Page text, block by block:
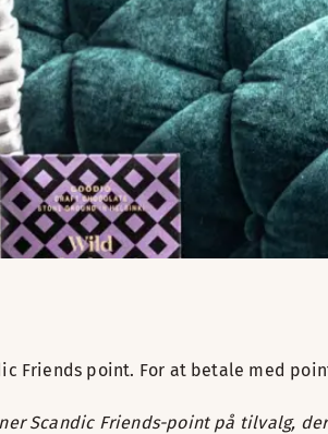
Friends point. For at betale med
Scandic Friends-point på tilvalg,